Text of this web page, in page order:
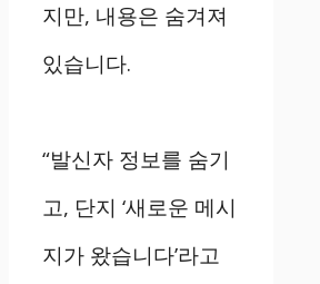
지만, 내용은 숨겨져
있습니다.
“발신자 정보를 숨기
고, 단지 ‘새로운 메시
지가 왔습니다’라고